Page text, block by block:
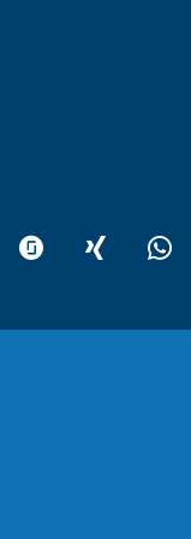
glassdoorXING